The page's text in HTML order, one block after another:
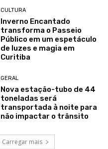
CULTURA
Inverno Encantado
transforma o Passeio
Público em um espetáculo
de luzes e magia em
Curitiba
GERAL
Nova estação-tubo de 44
toneladas será
transportada à noite para
não impactar o trânsito
Carregar mais